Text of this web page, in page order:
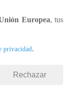
Europea, tus
privacidad.
Rechazar